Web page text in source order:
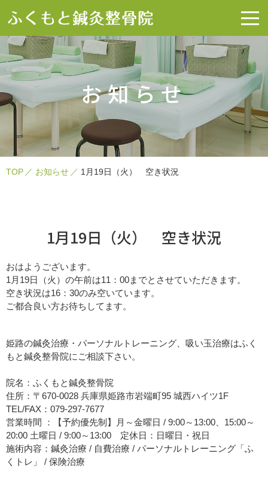
お知らせ
TOP お知らせ 1月19日（火） 空き状況
1月19日（火） 空き状況
おはようございます。
1月19日（火）の午前は11：00までとさせていただきます。
空き状況は16：30のみ空いています。
ご都合良い方お待ちしてます。
姫路の鍼灸治療・パーソナルトレーニング、吸い玉治療はふく
もと鍼灸整骨院にご相談下さい。
院名：ふくもと鍼灸整骨院
住所：〒670-0028 兵庫県姫路市岩端町95 城西ハイツ1F
TEL/FAX：079-297-7677
営業時間 ：【予約優先制】月～金曜日 / 9:00～13:00、15:00～
20:00 土曜日 / 9:00～13:00 定休日：日曜日・祝日
施術内容：鍼灸治療 / 自費治療 / パーソナルトレーニング「ふ
くトレ」 / 保険治療